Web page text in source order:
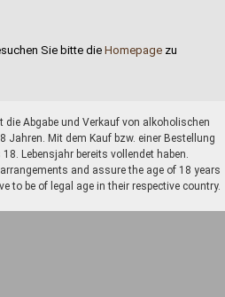
Sie bitte die Homepage zu
Abgabe und Verkauf von alkoholischen
Jahren. Mit dem Kauf bzw. einer Bestellung
Lebensjahr bereits vollendet haben.
and assure the age of 18 years
to be of legal age in their respective country.